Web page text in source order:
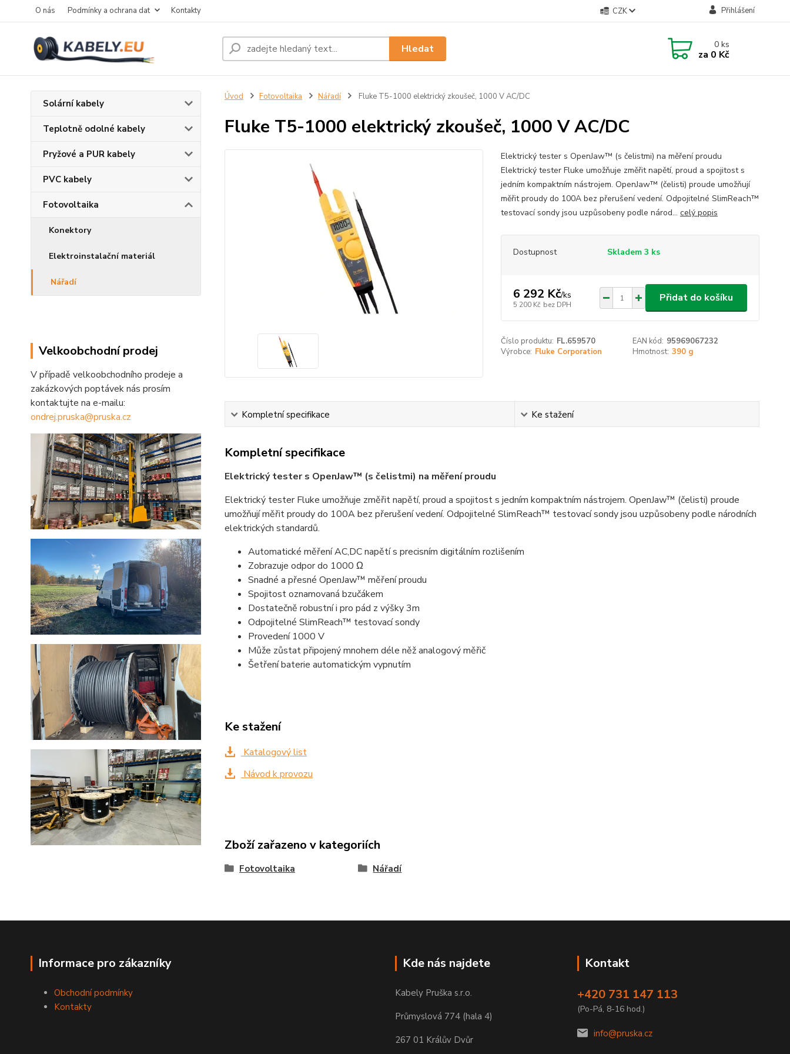
O nás Podmínky a ochrana dat Kontakty CZK Přihlášení
Hledat 0ks
za 0 Kč
Solární kabely
Teplotně odolné kabely
Pryžové a PUR kabely
PVC kabely
Fotovoltaika
Konektory
Elektroinstalační materiál
Nářadí
Velkoobchodní prodej
V případě velkoobchodního prodeje a
zakázkových poptávek nás prosím
kontaktujte na e-mailu:
ondrej.pruska@pruska.cz
Úvod Fotovoltaika Nářadí Fluke T5-1000 elektrický zkoušeč, 1000 V AC/DC
Fluke T5-1000 elektrický zkoušeč, 1000 V AC/DC
Elektrický tester s OpenJaw™ (s čelistmi) na měření proudu
Elektrický tester Fluke umožňuje změřit napětí, proud a spojitost s
jedním kompaktním nástrojem. OpenJaw™ (čelisti) proude umožňují
měřit proudy do 100A bez přerušení vedení. Odpojitelné SlimReach™
testovací sondy jsou uzpůsobeny podle národ... celý popis
Dostupnost Skladem 3 ks
6 292 Kč/ks
5 200 Kč bez DPH
Přidat do košíku
Číslo produktu: FL.659570 EAN kód: 95969067232
Výrobce: Fluke Corporation Hmotnost: 390 g
Kompletní specifikace Ke stažení
Kompletní specifikace
Elektrický tester s OpenJaw™ (s čelistmi) na měření proudu
Elektrický tester Fluke umožňuje změřit napětí, proud a spojitost s jedním kompaktním nástrojem. OpenJaw™ (čelisti) proude
umožňují měřit proudy do 100A bez přerušení vedení. Odpojitelné SlimReach™ testovací sondy jsou uzpůsobeny podle národních
elektrických standardů.
Automatické měření AC,DC napětí s precisním digitálním rozlišením
Zobrazuje odpor do 1000 Ω
Snadné a přesné OpenJaw™ měření proudu
Spojitost oznamovaná bzučákem
Dostatečně robustní i pro pád z výšky 3m
Odpojitelné SlimReach™ testovací sondy
Provedení 1000 V
Může zůstat připojený mnohem déle něž analogový měřič
Šetření baterie automatickým vypnutím
Ke stažení
Katalogový list
Návod k provozu
Zboží zařazeno v kategoriích
Fotovoltaika Nářadí
Informace pro zákazníky
Obchodní podmínky
Kontakty
Kde nás najdete
Kabely Pruška s.r.o.
Průmyslová 774 (hala 4)
267 01 Králův Dvůr
Kontakt
+420 731 147 113
(Po-Pá, 8-16 hod.)
info@pruska.cz